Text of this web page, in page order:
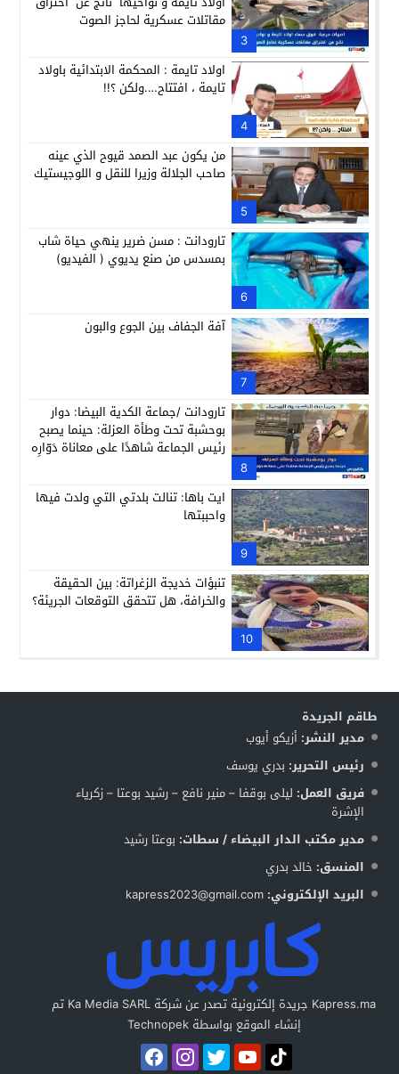
3
مقاتلات عسكرية لحاجز الصوت
4
اولاد تايمة : المحكمة الابتدائية باولاد
تايمة ، افتتاح….ولكن ؟!!
5
من يكون عبد الصمد قيوح الذي عينه
صاحب الجلالة وزيرا للنقل و اللوجيستيك
6
تارودانت : مسن ضرير ينهي حياة شاب
بمسدس من صنع يديوي ( الفيديو)
7
آفة الجفاف بين الجوع والبون
8
تارودانت /جماعة الكدية البيضا: دوار
بوحشبة تحت وطأة العزلة: حينما يصبح
رئيس الجماعة شاهدًا على معاناة دَوّارِه
9
ايت باها: تنالت بلدتي التي ولدت فيها
واحببتها
10
تنبؤات خديجة الزغراتة: بين الحقيقة
والخرافة، هل تتحقق التوقعات الجريئة؟
طاقم الجريدة
مدير النشر: أزيكو أيوب
رئيس التحرير: بدري يوسف
فريق العمل: ليلى بوقفا – منير نافع – رشيد بوعتا – زكرياء
الإشرة
مدير مكتب الدار البيضاء / سطات: بوعتا رشيد
المنسق: خالد بدري
البريد الإلكتروني: kapress2023@gmail.com
Kapress.ma جريدة إلكترونية تصدر عن شركة Ka Media SARL تم
إنشاء الموقع بواسطة Technopek